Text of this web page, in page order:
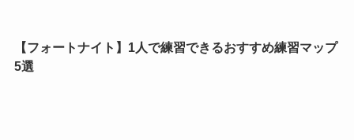
【フォートナイト】1人で練習できるおすすめ練習マップ
5選